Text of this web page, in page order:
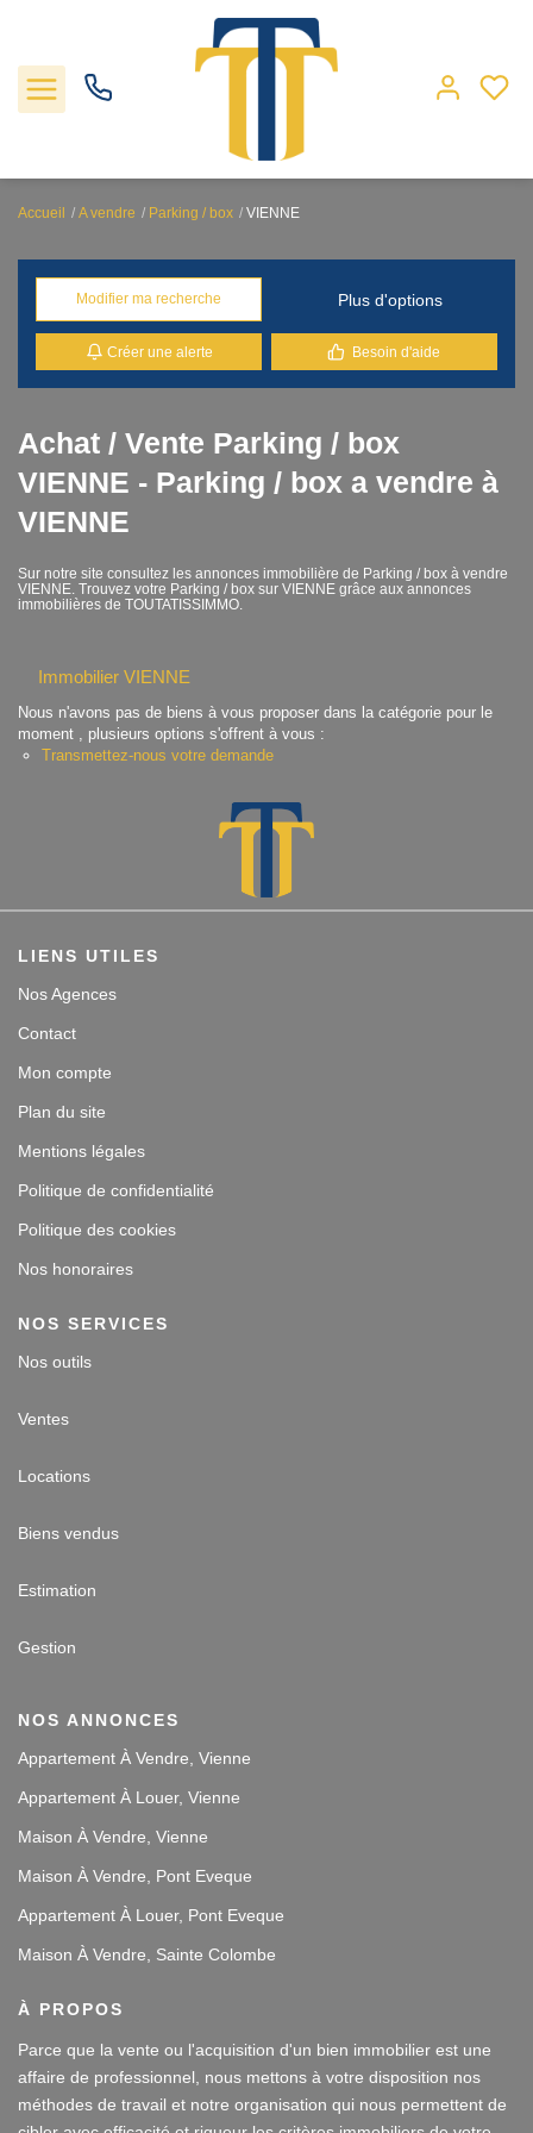
Locations
Gestion
Nos agences
Estimation
Contact
Accueil A vendre Parking / box VIENNE
Modifier ma recherche Plus d'options
Créer une alerte Besoin d'aide
Achat / Vente Parking / box
VIENNE - Parking / box a vendre à
VIENNE
Sur notre site consultez les annonces immobilière de Parking / box à vendre
VIENNE. Trouvez votre Parking / box sur VIENNE grâce aux annonces
immobilières de TOUTATISSIMMO.
Immobilier VIENNE
Nous n'avons pas de biens à vous proposer dans la catégorie pour le
moment , plusieurs options s'offrent à vous :
Transmettez-nous votre demande
LIENS UTILES
Nos Agences
Contact
Mon compte
Plan du site
Mentions légales
Politique de confidentialité
Politique des cookies
Nos honoraires
NOS SERVICES
Nos outils
Ventes
Locations
Biens vendus
Estimation
Gestion
NOS ANNONCES
Appartement À Vendre, Vienne
Appartement À Louer, Vienne
Maison À Vendre, Vienne
Maison À Vendre, Pont Eveque
Appartement À Louer, Pont Eveque
Maison À Vendre, Sainte Colombe
À PROPOS
Parce que la vente ou l'acquisition d'un bien immobilier est une
affaire de professionnel, nous mettons à votre disposition nos
méthodes de travail et notre organisation qui nous permettent de